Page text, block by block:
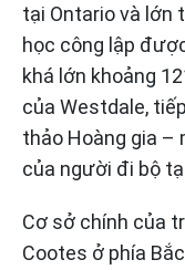
tại Ontario và lớn
học công lập
khá lớn khoảng
của Westdale,
thảo Hoàng gia
của người đi bộ
Cơ sở chính của
Cootes ở phía